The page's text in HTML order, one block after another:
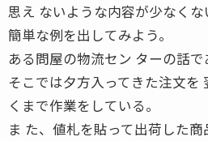
思え ないような内容が少なくな
簡単な例を出してみよう。
ある問屋の物流セン ターの話で
そこでは夕方入ってきた注文を
くまで作業をしている。
ま た、値札を貼って出荷した